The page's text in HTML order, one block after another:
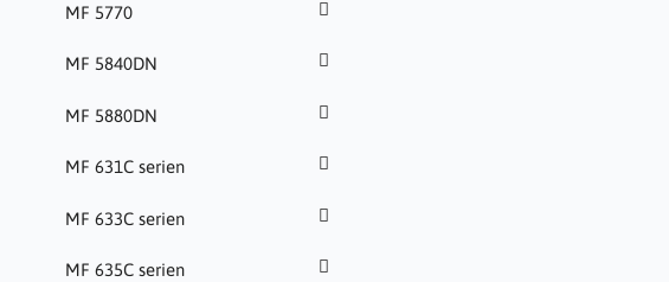
MF 5770
MF 5840DN
MF 5880DN
MF 631C serien
MF 633C serien
MF 635C serien